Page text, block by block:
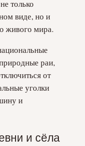
только
виде, но и
живого мира.
раи,
от
уголки
и
и сёла